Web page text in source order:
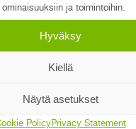
ja toimintoihin.
Hyväksy
Kiellä
Näytä asetukset
PolicyPrivacy Statement